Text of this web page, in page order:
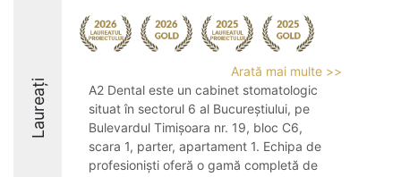
Laureați
Arată mai multe >>
A2 Dental este un cabinet stomatologic
situat în sectorul 6 al Bucureștiului, pe
Bulevardul Timișoara nr. 19, bloc C6,
scara 1, parter, apartament 1. Echipa de
profesioniști oferă o gamă completă de